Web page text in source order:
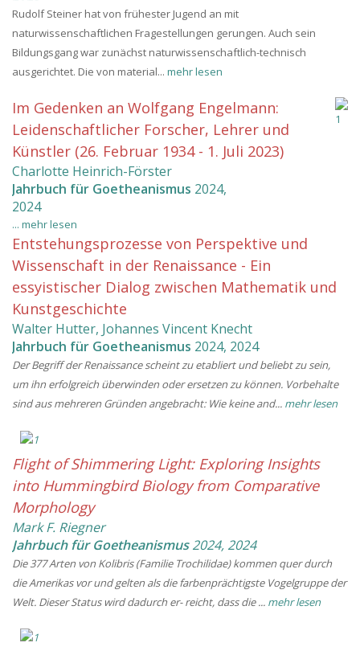
Rudolf Steiner hat von frühester Jugend an mit
naturwissenschaftlichen Fragestellungen gerungen. Auch sein
Bildungsgang war zunächst naturwissenschaftlich-technisch
ausgerichtet. Die von material... mehr lesen
Im Gedenken an Wolfgang Engelmann:
Leidenschaftlicher Forscher, Lehrer und
Künstler (26. Februar 1934 - 1. Juli 2023)
Charlotte Heinrich-Förster
Jahrbuch für Goetheanismus 2024,
2024
... mehr lesen
Entstehungsprozesse von Perspektive und
Wissenschaft in der Renaissance - Ein
essyistischer Dialog zwischen Mathematik und
Kunstgeschichte
Walter Hutter, Johannes Vincent Knecht
Jahrbuch für Goetheanismus 2024, 2024
Der Begriff der Renaissance scheint zu etabliert und beliebt zu sein,
um ihn erfolgreich überwinden oder ersetzen zu können. Vorbehalte
sind aus mehreren Gründen angebracht: Wie keine and... mehr lesen
Flight of Shimmering Light: Exploring Insights
into Hummingbird Biology from Comparative
Morphology
Mark F. Riegner
Jahrbuch für Goetheanismus 2024, 2024
Die 377 Arten von Kolibris (Familie Trochilidae) kommen quer durch
die Amerikas vor und gelten als die farbenprächtigste Vogelgruppe der
Welt. Dieser Status wird dadurch er- reicht, dass die ... mehr lesen